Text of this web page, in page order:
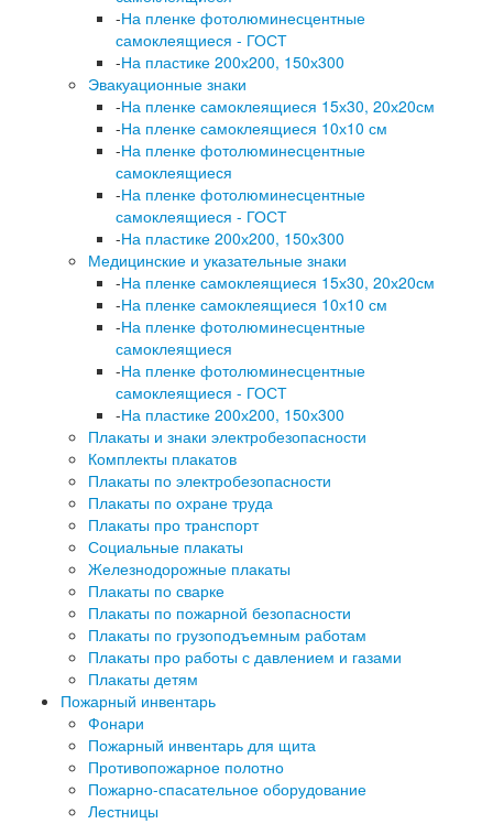
-На пленке фотолюминесцентные
самоклеящиеся - ГОСТ
-На пластике 200х200, 150х300
Эвакуационные знаки
-На пленке самоклеящиеся 15х30, 20х20см
-На пленке самоклеящиеся 10х10 см
-На пленке фотолюминесцентные
самоклеящиеся
-На пленке фотолюминесцентные
самоклеящиеся - ГОСТ
-На пластике 200х200, 150х300
Медицинские и указательные знаки
-На пленке самоклеящиеся 15х30, 20х20см
-На пленке самоклеящиеся 10х10 см
-На пленке фотолюминесцентные
самоклеящиеся
-На пленке фотолюминесцентные
самоклеящиеся - ГОСТ
-На пластике 200х200, 150х300
Плакаты и знаки электробезопасности
Комплекты плакатов
Плакаты по электробезопасности
Плакаты по охране труда
Плакаты про транспорт
Социальные плакаты
Железнодорожные плакаты
Плакаты по сварке
Плакаты по пожарной безопасности
Плакаты по грузоподъемным работам
Плакаты про работы с давлением и газами
Плакаты детям
Пожарный инвентарь
Фонари
Пожарный инвентарь для щита
Противопожарное полотно
Пожарно-спасательное оборудование
Лестницы